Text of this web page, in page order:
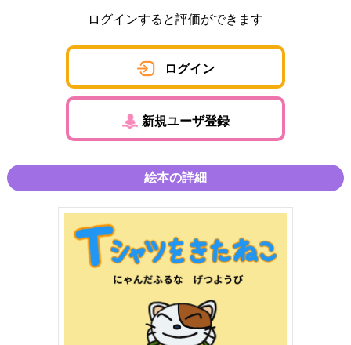
ログインすると評価ができます
ログイン
新規ユーザ登録
絵本の詳細